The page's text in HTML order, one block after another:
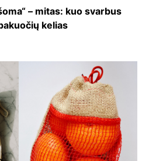
– mitas: kuo svarbus
kelias